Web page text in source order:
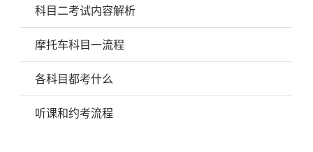
科目二考试内容解析
摩托车科目一流程
各科目都考什么
听课和约考流程